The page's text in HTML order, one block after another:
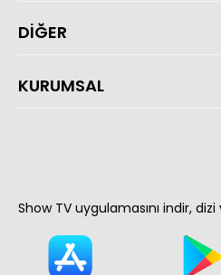
DİĞER
KURUMSAL
Show TV uygulamasını indir,